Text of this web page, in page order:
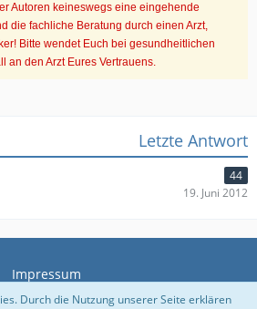
Autoren keineswegs eine eingehende
die fachliche Beratung durch einen Arzt,
Bitte wendet Euch bei gesundheitlichen
an den Arzt Eures Vertrauens.
Letzte Antwort
44
19. Juni 2012
Impressum
Durch die Nutzung unserer Seite erklären